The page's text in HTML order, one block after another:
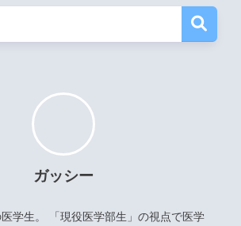
ガッシー
学生。 「現役医学部生」の視点で医学